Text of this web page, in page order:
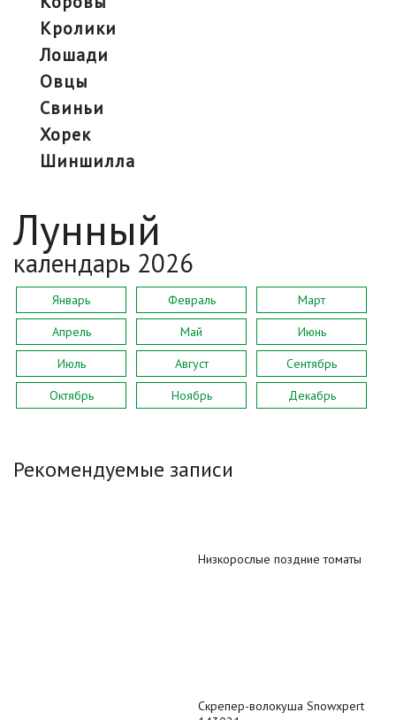
кролики
лошади
овцы
свиньи
хорек
шиншилла
Лунный
календарь 2026
Январь Февраль
Март
Апрель
Май
Июнь
Июль
Август
Сентябрь
Октябрь
Ноябрь Декабрь
Рекомендуемые записи
Низкорослые поздние томаты
Скрепер-волокуша Snowxpert